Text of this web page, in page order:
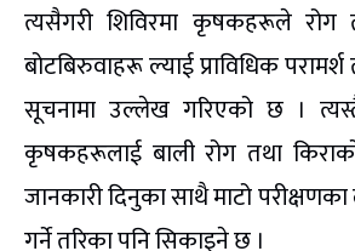
त्यसैगरी शिविरमा कृषकहरूले रोग
बोटबिरुवाहरू ल्याई प्राविधिक
सूचनामा उल्लेख गरिएको छ ।
कृषकहरूलाई बाली रोग तथा
जानकारी दिनुका साथै माटो
गर्ने तरिका पनि सिकाइने छ ।